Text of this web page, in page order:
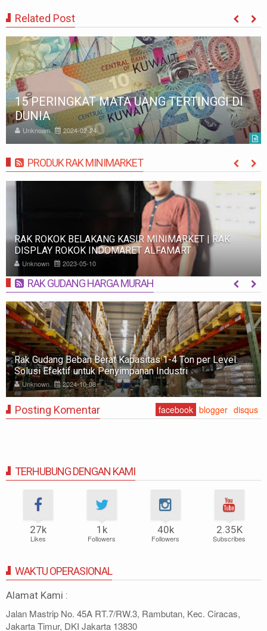
Related Post
15 PERINGKAT MATA UANG TERTINGGI DI
DUNIA
Unknown 2024-02-24
PRODUK RAK MINIMARKET MORE
RAK SWALAYAN MINIMARKET MODERN UNTUK TOKO
ANDA
Unknown 2023-05-02
RAK GUDANG HARGA MURAH MORE
Rak Gudang dan Chilling Box termasuk dalam
Peralatan Penyimpanan
Unknown 2024-06-03
Posting Komentar facebook blogger disqus
TERHUBUNG DENGAN KAMI
27k
Likes
1k
Followers
40k
Followers
2.35K
Subscribes
WAKTU OPERASIONAL
Alamat Kami :
Jalan Mastrip No. 45A RT.7/RW.3, Rambutan, Kec. Ciracas,
Jakarta Timur, DKI Jakarta 13830